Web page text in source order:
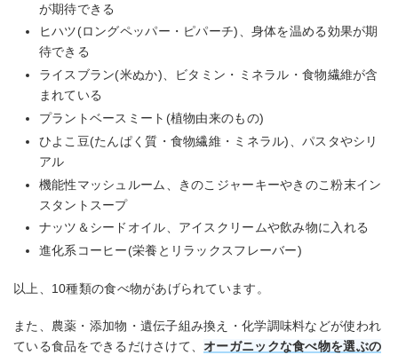
が期待できる
ヒハツ(ロングペッパー・ピパーチ)、身体を温める効果が期
待できる
ライスブラン(米ぬか)、ビタミン・ミネラル・食物繊維が含
まれている
プラントベースミート(植物由来のもの)
ひよこ豆(たんぱく質・食物繊維・ミネラル)、パスタやシリ
アル
機能性マッシュルーム、きのこジャーキーやきのこ粉末イン
スタントスープ
ナッツ＆シードオイル、アイスクリームや飲み物に入れる
進化系コーヒー(栄養とリラックスフレーバー)
以上、10種類の食べ物があげられています。
また、農薬・添加物・遺伝子組み換え・化学調味料などが使われ
ている食品をできるだけさけて、オーガニックな食べ物を選ぶの